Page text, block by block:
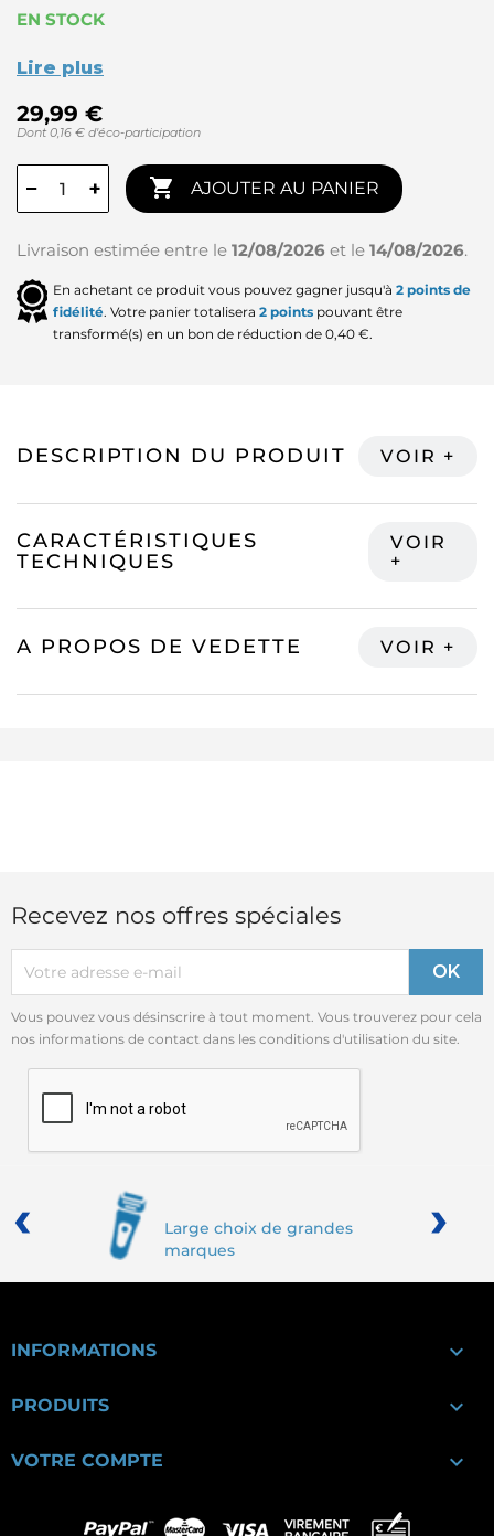
EN STOCK
Lire plus
29,99 €
Dont 0,16 € d'éco-participation
− +  AJOUTER AU PANIER
Livraison estimée entre le 12/08/2026 et le 14/08/2026.
En achetant ce produit vous pouvez gagner jusqu'à 2 points de
fidélité. Votre panier totalisera 2 points pouvant être
transformé(s) en un bon de réduction de 0,40 €.
DESCRIPTION DU PRODUIT
CARACTÉRISTIQUES
TECHNIQUES
A PROPOS DE VEDETTE
Recevez nos offres spéciales
Vous pouvez vous désinscrire à tout moment. Vous trouverez pour cela
nos informations de contact dans les conditions d'utilisation du site.
Large choix de grandes
marques
‹ ›
INFORMATIONS 
PRODUITS 
VOTRE COMPTE 